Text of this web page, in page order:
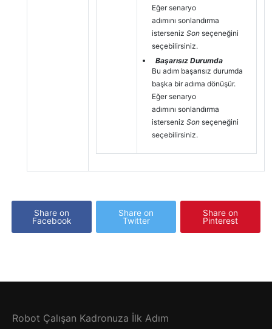
Eğer senaryo
adımını sonlandırma
isterseniz Son seçeneğini
seçebilirsiniz.
Başarısız Durumda
Bu adım başarısız durumda
başka bir adıma dönüşür.
Eğer senaryo
adımını sonlandırma
isterseniz Son seçeneğini
seçebilirsiniz.
Share on
Facebook
Share on
Twitter
Share on
Pinterest
Robot Çalışan Kadronuza İlk Adım